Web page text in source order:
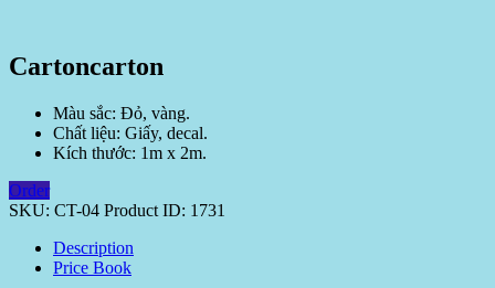
Cartoncarton
Màu sắc: Đỏ, vàng.
Chất liệu: Giấy, decal.
Kích thước: 1m x 2m.
Order
SKU: CT-04 Product ID: 1731
Description
Price Book